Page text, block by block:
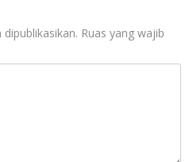
Ruas yang wajib